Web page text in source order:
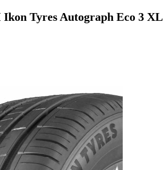
Tyres Autograph Eco 3 XL